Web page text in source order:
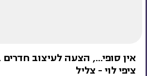
אין סופי..., הצעה לעיצוב חדרים
ציפי לוי - צליל